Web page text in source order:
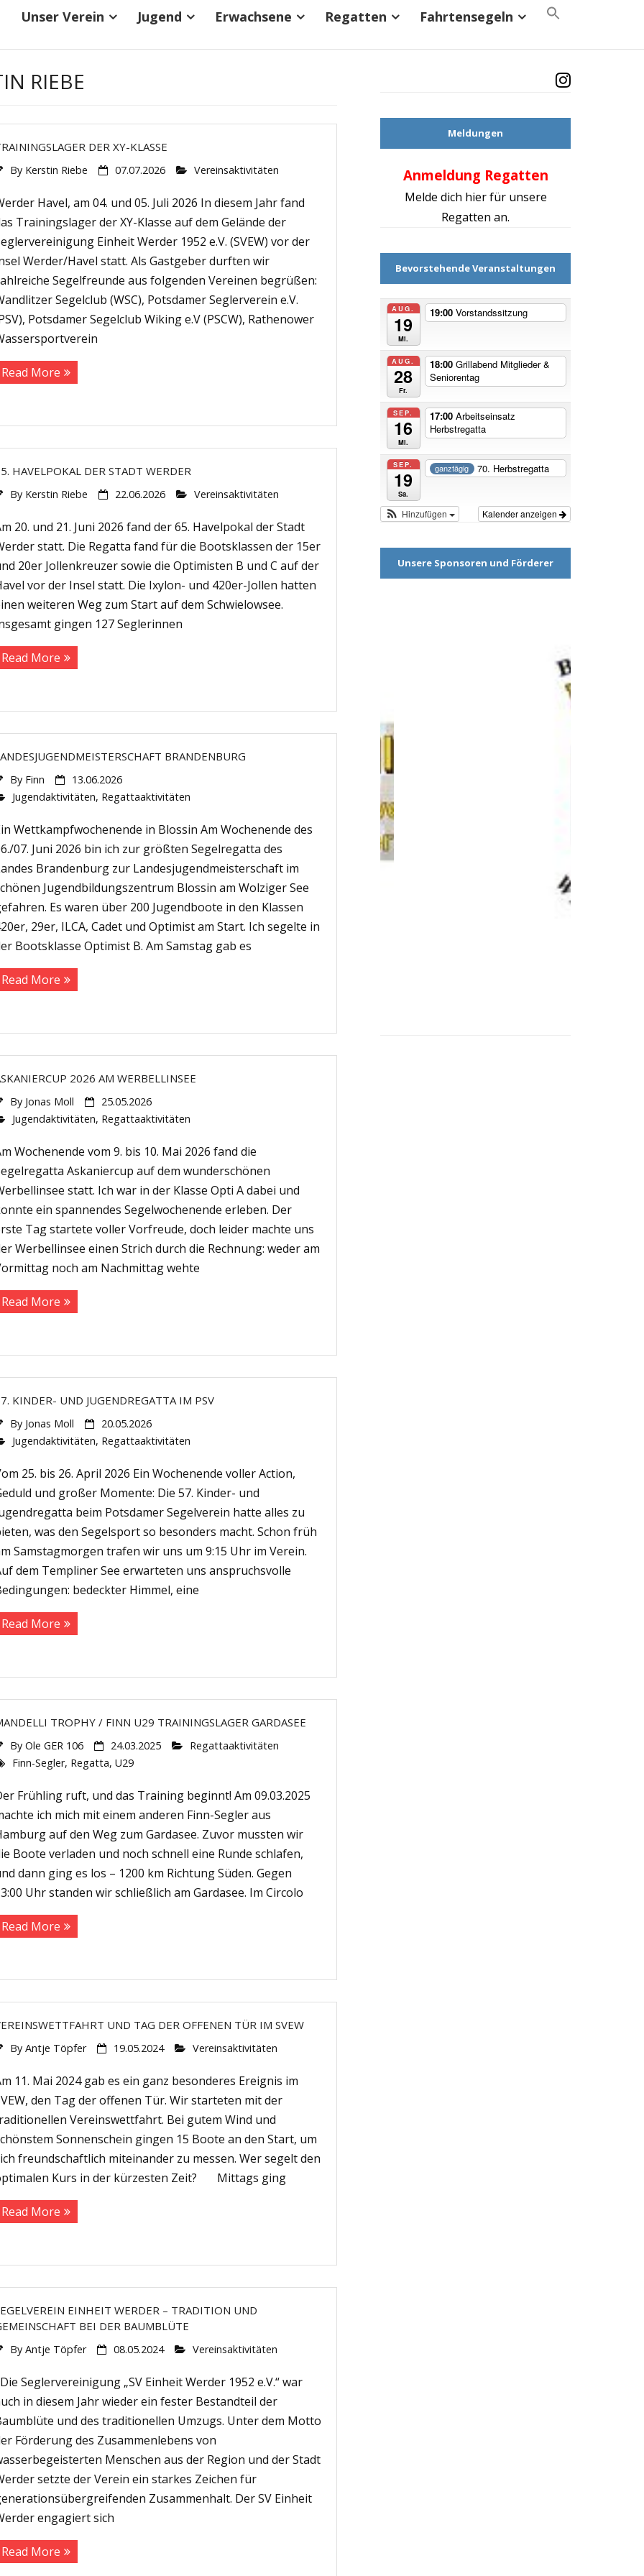
Unser Verein Jugend Erwachsene Regatten Fahrtensegeln
RIEBE
DER XY-KLASSE
By Kerstin Riebe 07.07.2026 Vereinsaktivitäten
Havel, am 04. und 05. Juli 2026 In diesem Jahr fand
Trainingslager der XY-Klasse auf dem Gelände der
Einheit Werder 1952 e.V. (SVEW) vor der
Werder/Havel statt. Als Gastgeber durften wir
Segelfreunde aus folgenden Vereinen begrüßen:
Segelclub (WSC), Potsdamer Seglerverein e.V.
Potsdamer Segelclub Wiking e.V (PSCW), Rathenower
Read More
HAVELPOKAL DER STADT WERDER
By Kerstin Riebe 22.06.2026 Vereinsaktivitäten
20. und 21. Juni 2026 fand der 65. Havelpokal der Stadt
statt. Die Regatta fand für die Bootsklassen der 15er
20er Jollenkreuzer sowie die Optimisten B und C auf der
vor der Insel statt. Die Ixylon- und 420er-Jollen hatten
weiteren Weg zum Start auf dem Schwielowsee.
gingen 127 Seglerinnen
Read More
BRANDENBURG
By Finn
13.06.2026
Jugendaktivitäten, Regattaaktivitäten
Wettkampfwochenende in Blossin Am Wochenende des
07. Juni 2026 bin ich zur größten Segelregatta des
Brandenburg zur Landesjugendmeisterschaft im
Jugendbildungszentrum Blossin am Wolziger See
Es waren über 200 Jugendboote in den Klassen
29er, ILCA, Cadet und Optimist am Start. Ich segelte in
Bootsklasse Optimist B. Am Samstag gab es
Read More
2026 AM WERBELLINSEE
By Jonas Moll
25.05.2026
Jugendaktivitäten, Regattaaktivitäten
Wochenende vom 9. bis 10. Mai 2026 fand die
Askaniercup auf dem wunderschönen
statt. Ich war in der Klasse Opti A dabei und
ein spannendes Segelwochenende erleben. Der
Tag startete voller Vorfreude, doch leider machte uns
Werbellinsee einen Strich durch die Rechnung: weder am
noch am Nachmittag wehte
Read More
KINDER- UND JUGENDREGATTA IM PSV
By Jonas Moll
20.05.2026
Jugendaktivitäten, Regattaaktivitäten
25. bis 26. April 2026 Ein Wochenende voller Action,
und großer Momente: Die 57. Kinder- und
beim Potsdamer Segelverein hatte alles zu
was den Segelsport so besonders macht. Schon früh
Samstagmorgen trafen wir uns um 9:15 Uhr im Verein.
dem Templiner See erwarteten uns anspruchsvolle
bedeckter Himmel, eine
Read More
TROPHY / FINN U29 TRAININGSLAGER GARDASEE
ByOle GER 106 24.03.2025
Regattaaktivitäten
Finn-Segler, Regatta,U29
Frühling ruft, und das Training beginnt! Am 09.03.2025
ich mich mit einem anderen Finn-Segler aus
auf den Weg zum Gardasee. Zuvor mussten wir
Boote verladen und noch schnell eine Runde schlafen,
dann ging es los – 1200 km Richtung Süden. Gegen
Uhr standen wir schließlich am Gardasee. Im Circolo
Read More
UND TAG DER OFFENEN TÜR IM SVEW
ByAntje Töpfer 19.05.2024 Vereinsaktivitäten
11. Mai 2024 gab es ein ganz besonderes Ereignis im
den Tag der offenen Tür. Wir starteten mit der
Vereinswettfahrt. Bei gutem Wind und
Sonnenschein gingen 15 Boote an den Start, um
freundschaftlich miteinander zu messen. Wer segelt den
Kurs in der kürzesten Zeit? Mittags ging
Read More
EINHEIT WERDER – TRADITION UND
BEI DER BAUMBLÜTE
ByAntje Töpfer 08.05.2024 Vereinsaktivitäten
Seglervereinigung „SV Einheit Werder 1952 e.V.“ war
in diesem Jahr wieder ein fester Bestandteil der
und des traditionellen Umzugs. Unter dem Motto
Förderung des Zusammenlebens von
Menschen aus der Region und der Stadt
setzte der Verein ein starkes Zeichen für
Zusammenhalt. Der SV Einheit
engagiert sich
Read More
Meldungen
Anmeldung Regatten
Melde dich hier für unsere
Regatten an.
Bevorstehende Veranstaltungen
AUG.
19
Mi.
19:00 Vorstandssitzung
AUG.
28
Fr.
18:00 Grillabend Mitglieder &
Seniorentag
SEP.
16
Mi.
17:00 Arbeitseinsatz
Herbstregatta
SEP.
19
Sa.
ganztägig 70. Herbstregatta
Kalender anzeigen
Hinzufügen
Unsere Sponsoren und Förderer